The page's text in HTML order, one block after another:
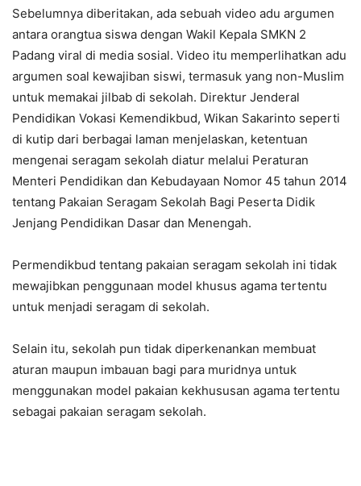
Sebelumnya diberitakan, ada sebuah video adu argumen
antara orangtua siswa dengan Wakil Kepala SMKN 2
Padang viral di media sosial. Video itu memperlihatkan adu
argumen soal kewajiban siswi, termasuk yang non-Muslim
untuk memakai jilbab di sekolah. Direktur Jenderal
Pendidikan Vokasi Kemendikbud, Wikan Sakarinto seperti
di kutip dari berbagai laman menjelaskan, ketentuan
mengenai seragam sekolah diatur melalui Peraturan
Menteri Pendidikan dan Kebudayaan Nomor 45 tahun 2014
tentang Pakaian Seragam Sekolah Bagi Peserta Didik
Jenjang Pendidikan Dasar dan Menengah.
Permendikbud tentang pakaian seragam sekolah ini tidak
mewajibkan penggunaan model khusus agama tertentu
untuk menjadi seragam di sekolah.
Selain itu, sekolah pun tidak diperkenankan membuat
aturan maupun imbauan bagi para muridnya untuk
menggunakan model pakaian kekhususan agama tertentu
sebagai pakaian seragam sekolah.